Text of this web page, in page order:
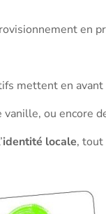
en
mettent en
ou encore
identité locale, tout